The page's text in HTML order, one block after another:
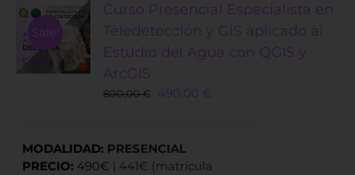
Sale!
Curso Presencial Especialista en
Teledetección y GIS aplicado al
Estudio del Agua con QGIS y
ArcGIS
800,00€
Original
800,00 €.
490,00 €
MODALIDAD: PRESENCIAL
PRECIO: 490€ | 441€ (matrícula